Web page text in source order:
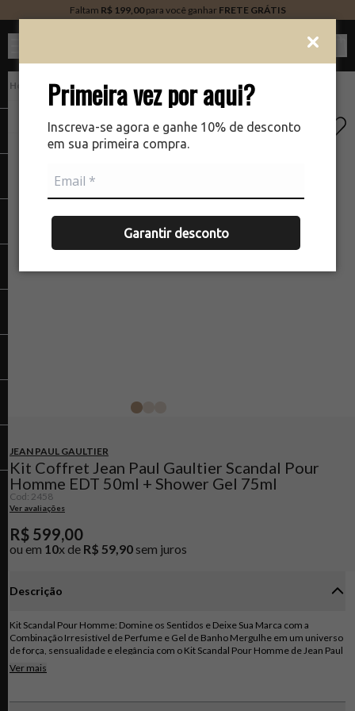
Primeira vez por aqui?
Inscreva-se agora e ganhe 10% de desconto
em sua primeira compra.
Garantir desconto
Faltam R$ 199,00para você ganhar FRETE GRÁTIS
Kits
JEAN PAUL GAULTIER
Kit Coffret Jean Paul Gaultier Scandal Pour
Homme EDT 50ml + Shower Gel 75ml
Cod: 2458
Ver avaliações
R$ 599,00
ou em 10x de R$ 59,90 sem juros
Descrição
Kit Scandal Pour Homme: Domine os Sentidos e Deixe Sua Marca com a
Combinação Irresistível de Perfume e Gel de Banho Mergulhe em um universo
de força, sensualidade e elegância com o Kit Scandal Pour Homme de Jean Paul
Gaultier, que combina a fragrância masculina amadeirado oriental intensa com
um gel de banho revigorante. O kit contém: 1 Perfume Scandal Jean Paul
autoconfiança do homem moderno. 1 Gel de Banho Scandal Jean Paul Gaultier
Ver mais